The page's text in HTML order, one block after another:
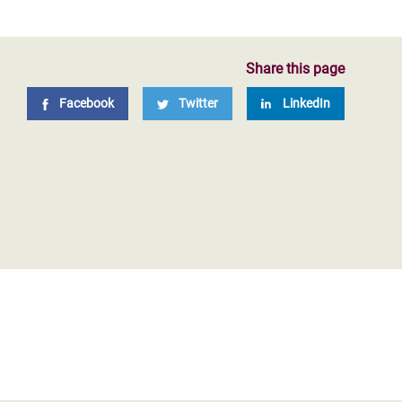
Share this page
Facebook Twitter LinkedIn